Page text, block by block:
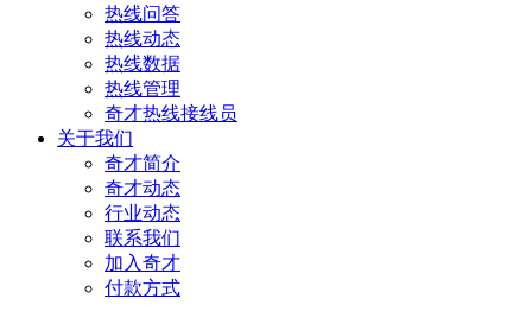
热线问答
热线动态
热线数据
热线管理
奇才热线接线员
关于我们
奇才简介
奇才动态
行业动态
联系我们
加入奇才
付款方式